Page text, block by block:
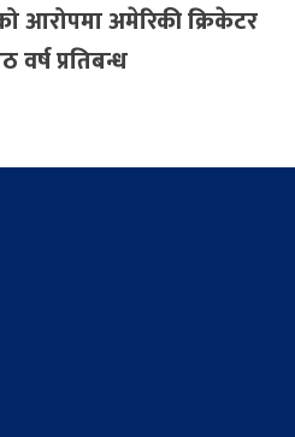
आरोपमा अमेरिकी क्रिकेटर
प्रतिबन्ध